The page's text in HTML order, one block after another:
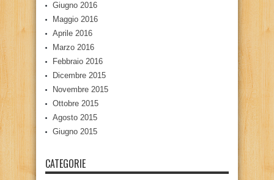
Giugno 2016
Maggio 2016
Aprile 2016
Marzo 2016
Febbraio 2016
Dicembre 2015
Novembre 2015
Ottobre 2015
Agosto 2015
Giugno 2015
CATEGORIE